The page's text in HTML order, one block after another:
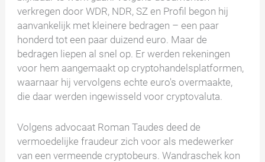
verkregen door WDR, NDR, SZ en Profil begon hij
aanvankelijk met kleinere bedragen – een paar
honderd tot een paar duizend euro. Maar de
bedragen liepen al snel op. Er werden rekeningen
voor hem aangemaakt op cryptohandelsplatformen,
waarnaar hij vervolgens echte euro's overmaakte,
die daar werden ingewisseld voor cryptovaluta.
Volgens advocaat Roman Taudes deed de
vermoedelijke fraudeur zich voor als medewerker
van een vermeende cryptobeurs. Wandraschek kon